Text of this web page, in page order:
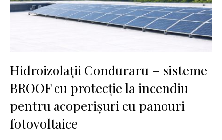
Hidroizolații Conduraru – sisteme
BROOF cu protecție la incendiu
pentru acoperișuri cu panouri
fotovoltaice